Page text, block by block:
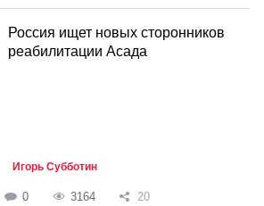
Россия ищет новых сторонников
реабилитации Асада
Игорь Субботин
0 3164 20